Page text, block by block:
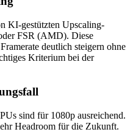
KI-gestützten Upscaling-
FSR (AMD). Diese
deutlich steigern ohne
Kriterium bei der
sind für 1080p ausreichend.
Headroom für die Zukunft.